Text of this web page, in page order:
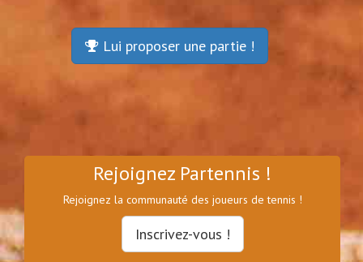
Lui proposer une partie !
Rejoignez Partennis !
Rejoignez la communauté des joueurs de tennis !
Inscrivez-vous !